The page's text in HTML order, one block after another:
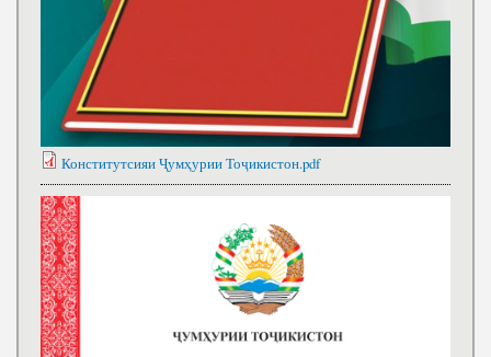
Конститутсияи Ҷумҳурии Тоҷикистон.pdf